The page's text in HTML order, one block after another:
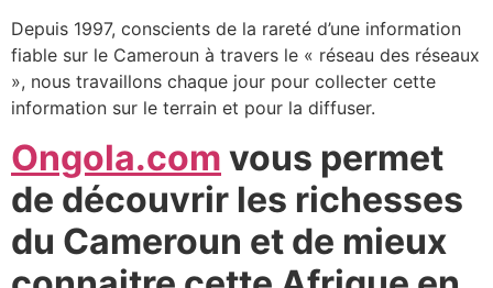
Depuis 1997, conscients de la rareté d’une information
fiable sur le Cameroun à travers le « réseau des réseaux
», nous travaillons chaque jour pour collecter cette
information sur le terrain et pour la diffuser.
Ongola.com vous permet
de découvrir les richesses
du Cameroun et de mieux